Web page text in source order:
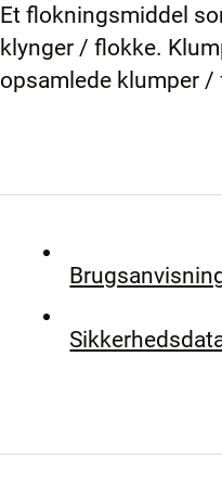
Et flokningsmiddel
klynger / flokke.
opsamlede klumper